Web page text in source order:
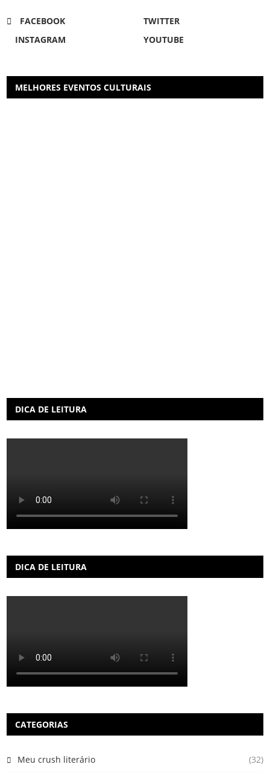
FACEBOOK
TWITTER
INSTAGRAM
YOUTUBE
MELHORES EVENTOS CULTURAIS
DICA DE LEITURA
DICA DE LEITURA
CATEGORIAS
Meu crush literário (32)